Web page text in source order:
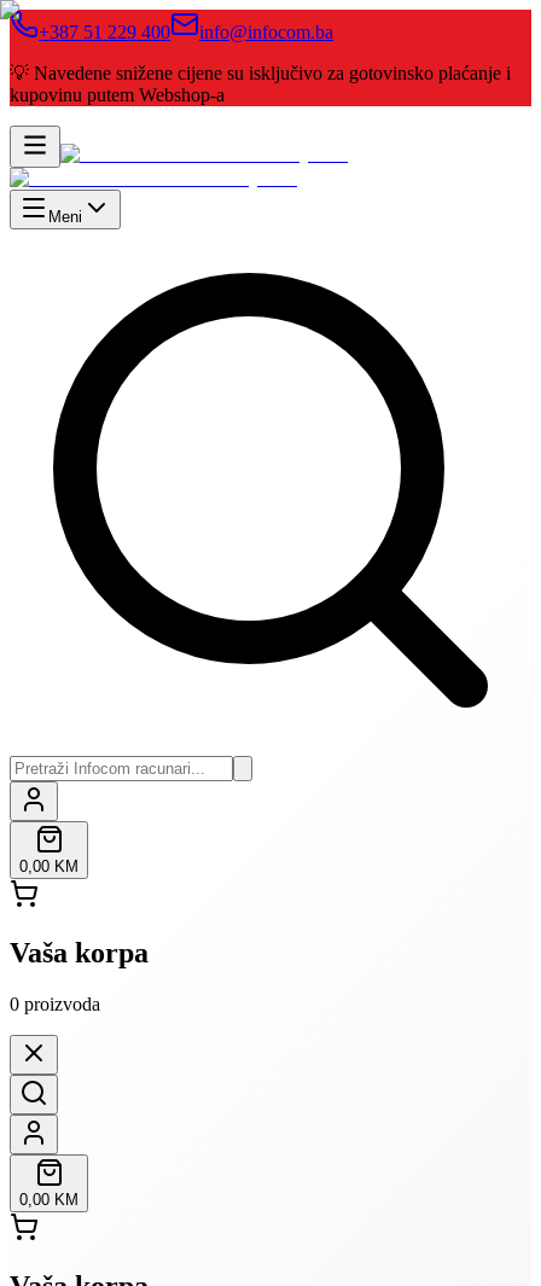
+387 51 229 400
info@infocom.ba
💡 Navedene snižene cijene su isključivo za gotovinsko plaćanje i
kupovinu putem Webshop-a
Meni
0,00 KM
Vaša korpa
0 proizvoda
0,00 KM